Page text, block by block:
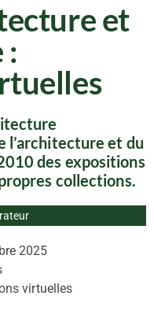
et
:
l’architecture et du
des expositions
collections.
2025
virtuelles